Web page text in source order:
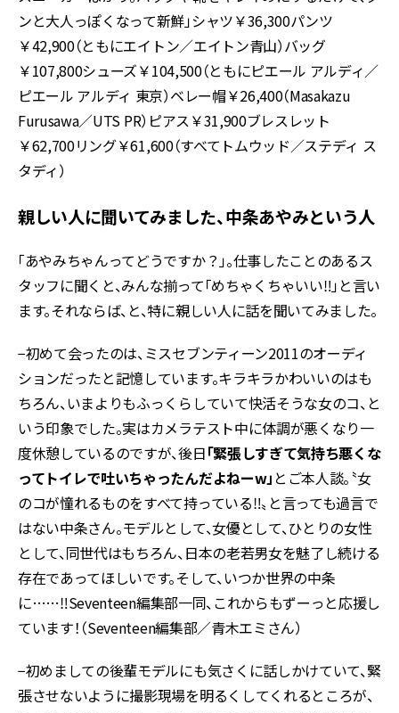
ンと大人っぽくなって新鮮」シャツ￥36,300パンツ
￥42,900（ともにエイトン／エイトン青山）バッグ
￥107,800シューズ￥104,500（ともにピエール アルディ／
ピエール アルディ 東京）ベレー帽￥26,400（Masakazu
Furusawa／UTS PR）ピアス￥31,900ブレスレット
￥62,700リング￥61,600（すべてトムウッド／ステディ ス
タディ）
親しい人に聞いてみました、中条あやみという人
「あやみちゃんってどうですか？」。仕事したことのあるス
タッフに聞くと、みんな揃って「めちゃくちゃいい‼」と言い
ます。それならば、と、特に親しい人に話を聞いてみました。
−初めて会ったのは、ミスセブンティーン2011のオーディ
ションだったと記憶しています。キラキラかわいいのはも
ちろん、いまよりもふっくらしていて快活そうな女のコ、と
いう印象でした。実はカメラテスト中に体調が悪くなり一
度休憩しているのですが、後日「緊張しすぎて気持ち悪くな
ってトイレで吐いちゃったんだよねーw」 とご本人談。〝女
のコが憧れるものをすべて持っている‼〟と言っても過言で
はない中条さん。モデルとして、女優として、ひとりの女性
として、同世代はもちろん、日本の老若男女を魅了し続ける
存在であってほしいです。そして、いつか世界の中条
に……‼Seventeen編集部一同、これからもずーっと応援し
ています！（Seventeen編集部／青木エミさん）
−初めましての後輩モデルにも気さくに話しかけていて、緊
張させないように撮影現場を明るくしてくれるところが、